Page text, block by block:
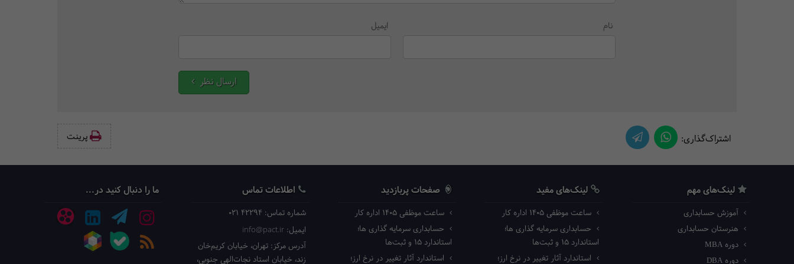
نام ایمیل
ارسال نظر
اشتراک‌گذاری: پرینت‌
لینک‌های مهم
آموزش حسابداری
هنرستان حسابداری
دوره MBA
دوره DBA
لینک‌های مفید
ساعت موظفی ۱۴۰۵ اداره کار
حسابداری سرمایه گذاری ها؛
استاندارد ۱۵ و ثبت‌ها
استاندارد آثار تغییر در نرخ ارز؛
صفحات پربازدید
ساعت موظفی ۱۴۰۵ اداره کار
حسابداری سرمایه گذاری ها؛
استاندارد ۱۵ و ثبت‌ها
استاندارد آثار تغییر در نرخ ارز؛
اطلاعات تماس
شماره تماس: 021 42294
ایمیل:info@pact.ir
آدرس مرکز:تهران، خیابان کریم‌خان
زند، خیابان استاد نجات‌الهی جنوبی،
ما را دنبال کنید در...